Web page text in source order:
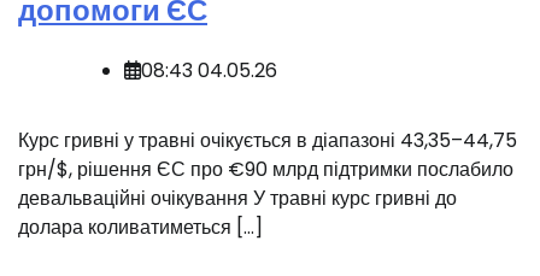
допомоги ЄС
08:43 04.05.26
Курс гривні у травні очікується в діапазоні 43,35–44,75
грн/$, рішення ЄС про €90 млрд підтримки послабило
девальваційні очікування У травні курс гривні до
долара коливатиметься […]